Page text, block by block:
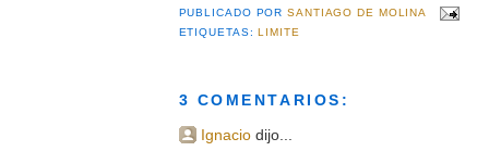
PUBLICADO PORSANTIAGO DE MOLINA
ETIQUETAS:LIMITE
3 COMENTARIOS:
Ignaciodijo...